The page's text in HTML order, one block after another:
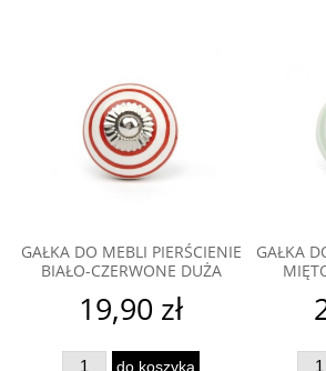
GAŁKA DO MEBLI PIERŚCIENIE
BIAŁO-CZERWONE DUŻA
19,90 zł
do koszyka
GAŁKA